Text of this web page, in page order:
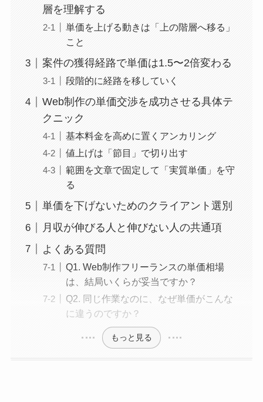
層を理解する
単価を上げる動きは「上の階層へ移る」
こと
案件の獲得経路で単価は1.5〜2倍変わる
段階的に経路を移していく
Web制作の単価交渉を成功させる具体テ
クニック
基本料金を高めに置くアンカリング
値上げは「節目」で切り出す
範囲を文章で固定して「実質単価」を守
る
単価を下げないためのクライアント選別
月収が伸びる人と伸びない人の共通項
よくある質問
Q1. Web制作フリーランスの単価相場
は、結局いくらが妥当ですか？
Q2. 同じ作業なのに、なぜ単価がこんな
に違うのですか？
もっと見る